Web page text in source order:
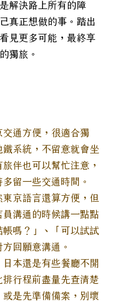
解決路上所有的障
真正想做的事。踏出
見更多可能，最終享
獨旅。
通方便，很適合獨
系統，不留意就會坐
伴也可以幫忙注意，
留一些交通時間。
京語言還算方便，但
溝通的時候講一點點
嗎？」、「可以試試
回願意溝通。
本還是有些餐廳不開
行程前盡量先查清楚
是先準備備案，別壞